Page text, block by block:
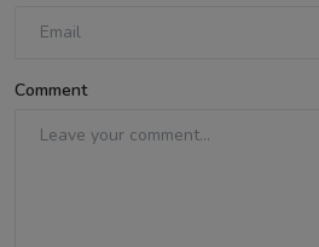
Comment